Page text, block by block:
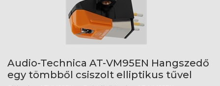
Audio-Technica AT-VM95EN Hangszedő
egy tömbből csiszolt elliptikus tűvel